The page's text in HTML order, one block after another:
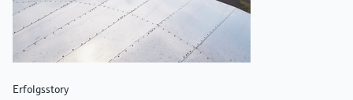
Erfolgsstory